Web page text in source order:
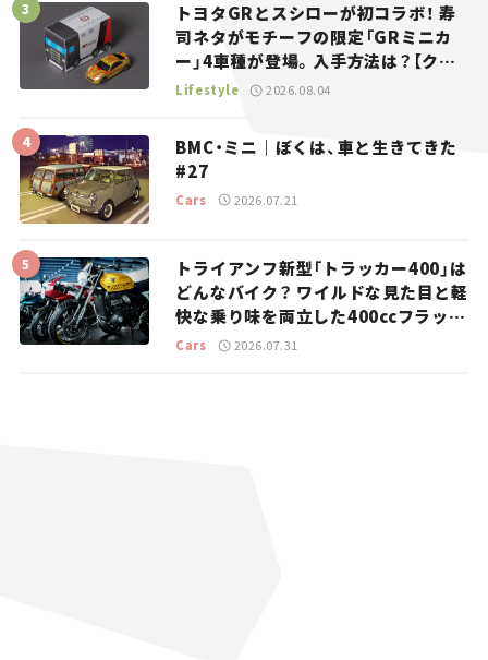
トヨタGRとスシローが初コラボ！ 寿
司ネタがモチーフの限定「GRミニカ
ー」4車種が登場。入手方法は？【クル
マとホビー】
Lifestyle 2026.08.04
BMC・ミニ｜ぼくは、車と生きてきた
#27
Cars 2026.07.21
トライアンフ新型「トラッカー400」は
どんなバイク？ ワイルドな見た目と軽
快な乗り味を両立した400ccフラット
トラッカー【試乗レビュー】
Cars 2026.07.31